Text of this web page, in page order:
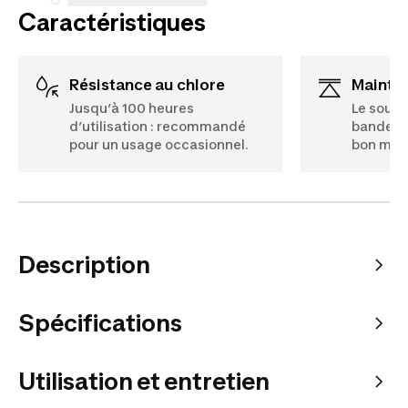
Caractéristiques
Résistance au chlore
Jusqu’à 100 heures
d’utilisation : recommandé
pour un usage occasionnel.
Le
bande
bon
Description
Spécifications
Utilisation et entretien